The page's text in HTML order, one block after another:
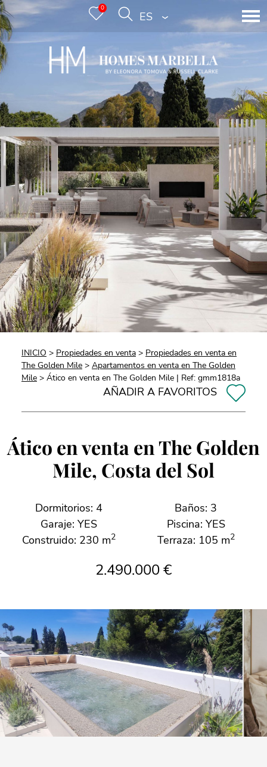
0
ESPAÑOL
INICIO > Propiedades en venta > Propiedades en venta en
The Golden Mile > Apartamentos en venta en The Golden
Mile > Ático en venta en The Golden Mile | Ref: gmm1818a
AÑADIR A FAVORITOS
Ático en venta en The Golden
Mile, Costa del Sol
Dormitorios: 4
Baños: 3
Garaje: YES
Piscina: YES
Construido: 230 m2 Terraza: 105 m2
2.490.000 €